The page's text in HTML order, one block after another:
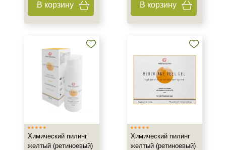
Показать еще
Пилинг
В корзину В корзину
Химический пилинг
желтый (ретиноевый)
Химический пилинг
желтый (ретиноевый)